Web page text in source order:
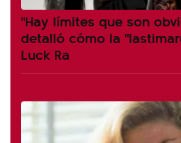
"Hay límites que son
detalló cómo la
Luck Ra